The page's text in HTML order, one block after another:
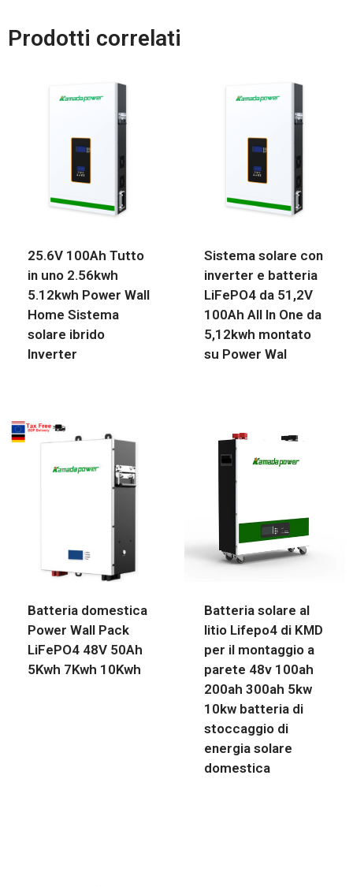
Prodotti correlati
25.6V 100Ah Tutto
in uno 2.56kwh
5.12kwh Power Wall
Home Sistema
solare ibrido
Inverter
Sistema solare con
inverter e batteria
LiFePO4 da 51,2V
100Ah All In One da
5,12kwh montato
su Power Wal
Batteria domestica
Power Wall Pack
LiFePO4 48V 50Ah
5Kwh 7Kwh 10Kwh
Batteria solare al
litio Lifepo4 di KMD
per il montaggio a
parete 48v 100ah
200ah 300ah 5kw
10kw batteria di
stoccaggio di
energia solare
domestica